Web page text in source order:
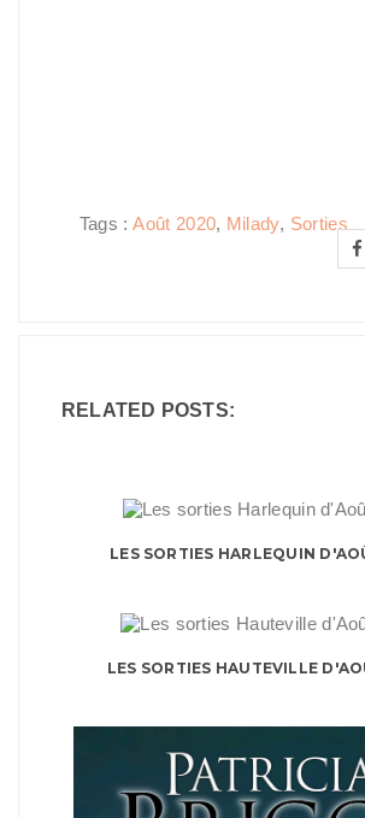
Tags :Août 2020, Milady, Sorties
RELATED POSTS:
LES SORTIES HARLEQUIN
LES SORTIES HAUTEVILLE